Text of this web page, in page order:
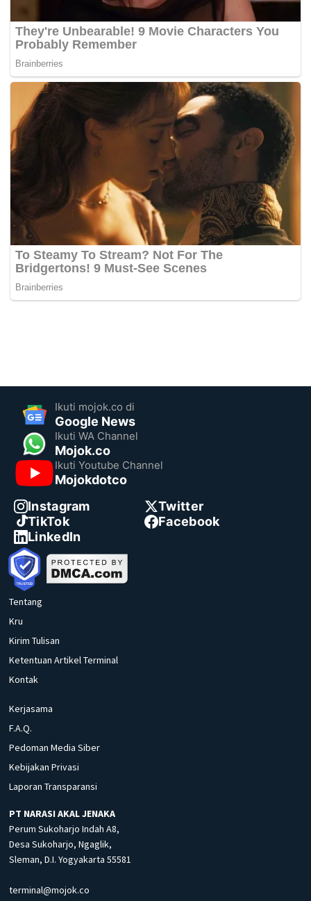
Ikuti mojok.co di
Google News
Ikuti WA Channel
Mojok.co
Ikuti Youtube Channel
Mojokdotco
Instagram
Twitter
TikTok
Facebook
LinkedIn
Tentang
Kru
Kirim Tulisan
Ketentuan Artikel Terminal
Kontak
Kerjasama
F.A.Q.
Pedoman Media Siber
Kebijakan Privasi
Laporan Transparansi
PT NARASI AKAL JENAKA
Perum Sukoharjo Indah A8,
Desa Sukoharjo, Ngaglik,
Sleman, D.I. Yogyakarta 55581
terminal@mojok.co